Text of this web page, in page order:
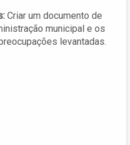
Criar um documento de
municipal e os
levantadas.